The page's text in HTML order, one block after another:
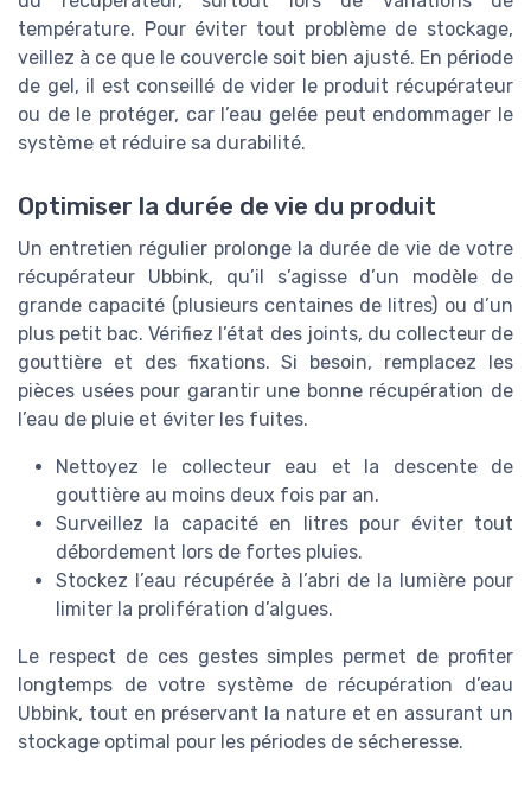
température. Pour éviter tout problème de stockage,
veillez à ce que le couvercle soit bien ajusté. En période
de gel, il est conseillé de vider le produit récupérateur
ou de le protéger, car l’eau gelée peut endommager le
système et réduire sa durabilité.
Optimiser la durée de vie du produit
Un entretien régulier prolonge la durée de vie de votre
récupérateur Ubbink, qu’il s’agisse d’un modèle de
grande capacité (plusieurs centaines de litres) ou d’un
plus petit bac. Vérifiez l’état des joints, du collecteur de
gouttière et des fixations. Si besoin, remplacez les
pièces usées pour garantir une bonne récupération de
l’eau de pluie et éviter les fuites.
Nettoyez le collecteur eau et la descente de
gouttière au moins deux fois par an.
Surveillez la capacité en litres pour éviter tout
débordement lors de fortes pluies.
Stockez l’eau récupérée à l’abri de la lumière pour
limiter la prolifération d’algues.
Le respect de ces gestes simples permet de profiter
longtemps de votre système de récupération d’eau
Ubbink, tout en préservant la nature et en assurant un
stockage optimal pour les périodes de sécheresse.